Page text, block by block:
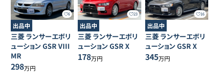
6
出品中
三菱ランサーエボリ
ューション GSR VIII
MR
298万円
23
出品中
三菱ランサーエボリ
ューション GSR X
178万円
16
出品中
三菱ランサーエボリ
ューション GSR X
345万円